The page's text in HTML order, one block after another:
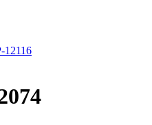
12116